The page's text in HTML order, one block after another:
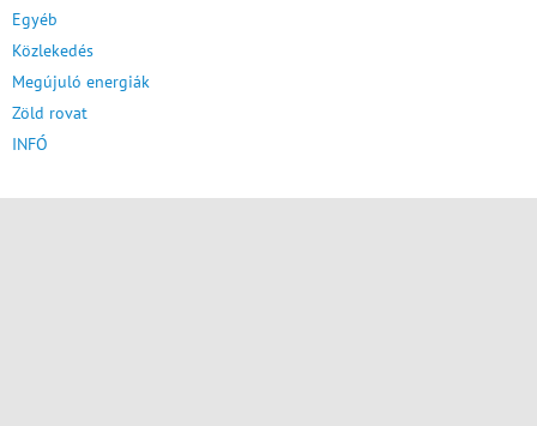
Egyéb
Közlekedés
Megújuló energiák
Zöld rovat
INFÓ